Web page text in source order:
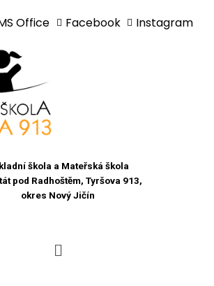
Office Facebook Instagram
škola a Mateřská škola
pod Radhoštěm, Tyršova 913,
okres Nový Jičín